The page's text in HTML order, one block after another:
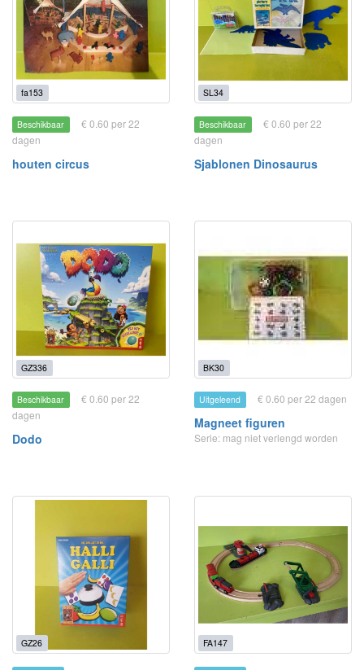
fa153
Beschikbaar
€ 0.60 per 22
dagen
houten circus
SL34
Beschikbaar
€ 0.60 per 22
dagen
Sjablonen Dinosaurus
GZ336
Beschikbaar
€ 0.60 per 22
dagen
Dodo
BK30
Uitgeleend € 0.60 per 22 dagen
Magneet figuren
Serie: mag niet verlengd worden
GZ26 FA147